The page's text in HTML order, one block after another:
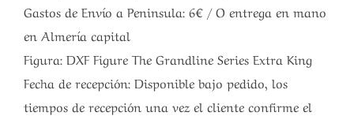
Gastos de Envío a Peninsula: 6€ / O entrega en mano
en Almería capital
Figura: DXF Figure The Grandline Series Extra King
Fecha de recepción: Disponible bajo pedido, los
tiempos de recepción una vez el cliente confirme el